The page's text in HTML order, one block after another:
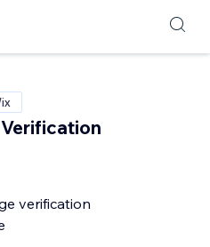
verification